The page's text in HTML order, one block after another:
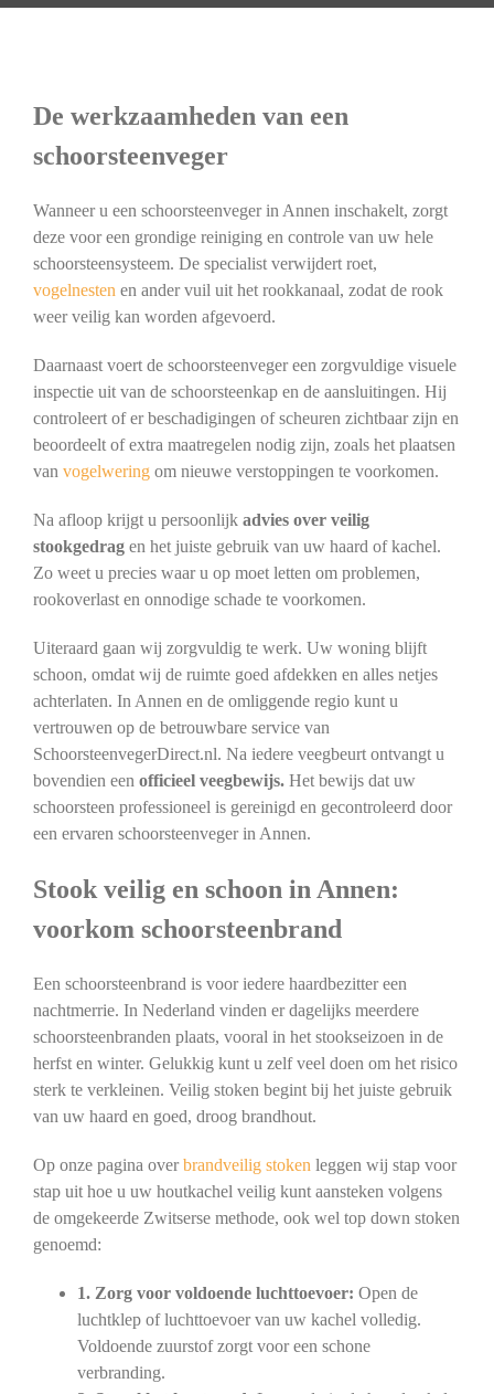
De werkzaamheden van een
schoorsteenveger
Wanneer u een schoorsteenveger in Annen inschakelt, zorgt
deze voor een grondige reiniging en controle van uw hele
schoorsteensysteem. De specialist verwijdert roet,
vogelnesten en ander vuil uit het rookkanaal, zodat de rook
weer veilig kan worden afgevoerd.
Daarnaast voert de schoorsteenveger een zorgvuldige visuele
inspectie uit van de schoorsteenkap en de aansluitingen. Hij
controleert of er beschadigingen of scheuren zichtbaar zijn en
beoordeelt of extra maatregelen nodig zijn, zoals het plaatsen
van vogelweringom nieuwe verstoppingen te voorkomen.
Na afloop krijgt u persoonlijk advies over veilig
stookgedragen het juiste gebruik van uw haard of kachel.
Zo weet u precies waar u op moet letten om problemen,
rookoverlast en onnodige schade te voorkomen.
Uiteraard gaan wij zorgvuldig te werk. Uw woning blijft
schoon, omdat wij de ruimte goed afdekken en alles netjes
achterlaten. In Annen en de omliggende regio kunt u
vertrouwen op de betrouwbare service van
SchoorsteenvegerDirect.nl. Na iedere veegbeurt ontvangt u
bovendien een officieel veegbewijs. Het bewijs dat uw
schoorsteen professioneel is gereinigd en gecontroleerd door
een ervaren schoorsteenveger in Annen.
Stook veilig en schoon in Annen:
voorkom schoorsteenbrand
Een schoorsteenbrand is voor iedere haardbezitter een
nachtmerrie. In Nederland vinden er dagelijks meerdere
schoorsteenbranden plaats, vooral in het stookseizoen in de
herfst en winter. Gelukkig kunt u zelf veel doen om het risico
sterk te verkleinen. Veilig stoken begint bij het juiste gebruik
van uw haard en goed, droog brandhout.
Op onze pagina overbrandveilig stoken leggen wij stap voor
stap uit hoe u uw houtkachel veilig kunt aansteken volgens
de omgekeerde Zwitserse methode, ook wel top down stoken
genoemd:
1. Zorg voor voldoende luchttoevoer: Open de
luchtklep of luchttoevoer van uw kachel volledig.
Voldoende zuurstof zorgt voor een schone
verbranding.